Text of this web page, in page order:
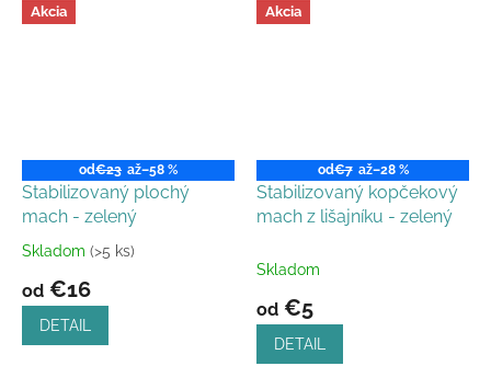
Akcia
od€23 až–58 %
Stabilizovaný plochý
mach - zelený
Priemerné
produktu
Skladom (>5 ks)
od €16
DETAIL
Akcia
od€7 až–28 %
Stabilizovaný kopčekový
mach z lišajníku - zelený
Skladom
od €5
DETAIL